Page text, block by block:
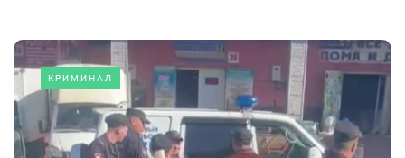
КРИМИНАЛ